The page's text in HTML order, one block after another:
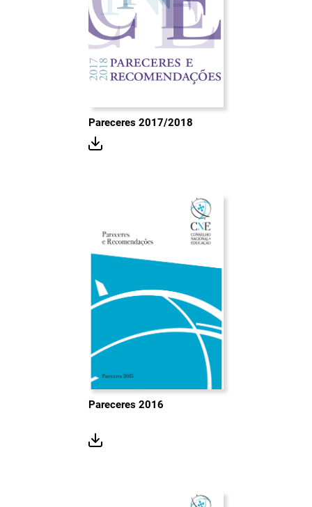
Pareceres 2017/2018
Pareceres 2016